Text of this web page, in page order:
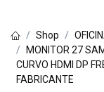
Shop
MONITOR 27
CURVO HDMI DP
FABRICANTE